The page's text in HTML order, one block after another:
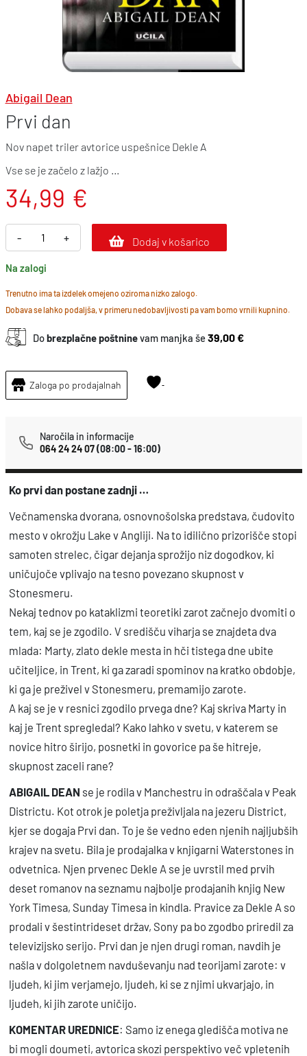
Abigail Dean
Prvi dan
Nov napet triler avtorice uspešnice Dekle A
Vse se je začelo z lažjo …
34,99 €
-
r
v
i
d
a
k
i
n
a
+ Dodaj v košarico
Na zalogi
Trenutno ima ta izdelek omejeno oziroma nizko zalogo.
Dobava se lahko podaljša, v primeru nedobavljivosti pa vam bomo vrnili kupnino.
Dobrezplačne poštninevam manjka še39,00 €
Zaloga po prodajalnah
Naročila in informacije
064 24 24 07(08:00 - 16:00)
Ko prvi dan postane zadnji …
Večnamenska dvorana, osnovnošolska predstava, čudovito
mesto v okrožju Lake v Angliji. Na to idilično prizorišče stopi
samoten strelec, čigar dejanja sprožijo niz dogodkov, ki
uničujoče vplivajo na tesno povezano skupnost v
Stonesmeru.
Nekaj tednov po kataklizmi teoretiki zarot začnejo dvomiti o
tem, kaj se je zgodilo. V središču viharja se znajdeta dva
mlada: Marty, zlato dekle mesta in hči tistega dne ubite
učiteljice, in Trent, ki ga zaradi spominov na kratko obdobje,
ki ga je preživel v Stonesmeru, premamijo zarote.
A kaj se je v resnici zgodilo prvega dne? Kaj skriva Marty in
kaj je Trent spregledal? Kako lahko v svetu, v katerem se
novice hitro širijo, posnetki in govorice pa še hitreje,
skupnost zaceli rane?
ABIGAIL DEAN se je rodila v Manchestru in odraščala v Peak
Districtu. Kot otrok je poletja preživljala na jezeru District,
kjer se dogaja Prvi dan. To je še vedno eden njenih najljubših
krajev na svetu. Bila je prodajalka v knjigarni Waterstones in
odvetnica. Njen prvenec Dekle A se je uvrstil med prvih
deset romanov na seznamu najbolje prodajanih knjig New
York Timesa, Sunday Timesa in kindla. Pravice za Dekle A so
prodali v šestintrideset držav, Sony pa bo zgodbo priredil za
televizijsko serijo. Prvi dan je njen drugi roman, navdih je
našla v dolgoletnem navduševanju nad teorijami zarote: v
ljudeh, ki jim verjamejo, ljudeh, ki se z njimi ukvarjajo, in
ljudeh, ki jih zarote uničijo.
KOMENTAR UREDNICE: Samo iz enega gledišča motiva ne
bi mogli doumeti, avtorica skozi perspektivo več vpletenih